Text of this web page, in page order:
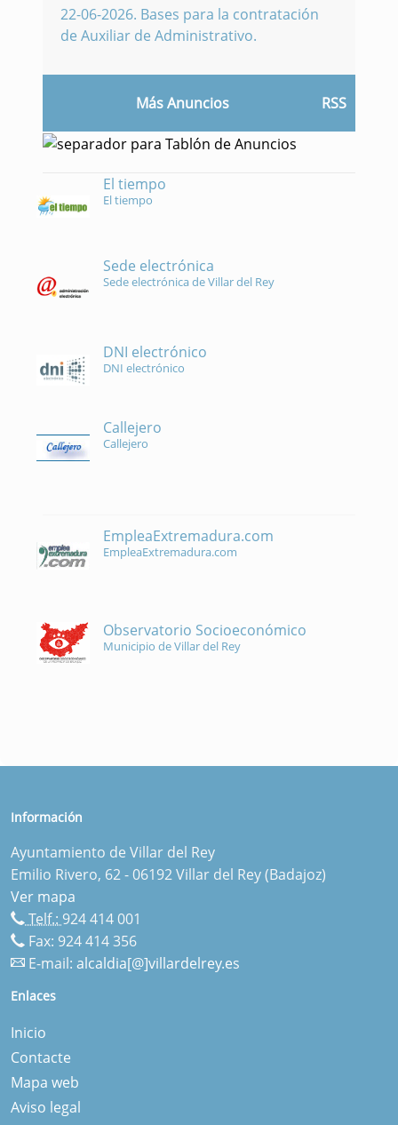
22-06-2026. Bases para la contratación
de Auxiliar de Administrativo.
Más Anuncios RSS
El tiempo
El tiempo
Sede electrónica
Sede electrónica de Villar del Rey
DNI electrónico
DNI electrónico
Callejero
Callejero
EmpleaExtremadura.com
EmpleaExtremadura.com
Observatorio Socioeconómico
Municipio de Villar del Rey
Información
Ayuntamiento de Villar del Rey
Emilio Rivero, 62 - 06192 Villar del Rey (Badajoz)
Ver mapa
Telf.: 924 414 001
Fax: 924 414 356
E-mail: alcaldia[@]villardelrey.es
Enlaces
Inicio
Contacte
Mapa web
Aviso legal